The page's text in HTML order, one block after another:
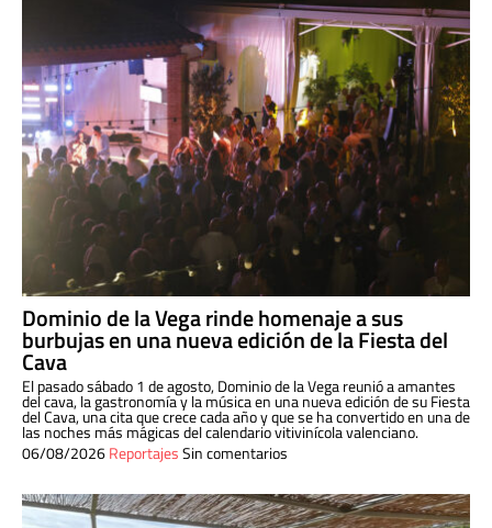
Dominio de la Vega rinde homenaje a sus
burbujas en una nueva edición de la Fiesta del
Cava
El pasado sábado 1 de agosto, Dominio de la Vega reunió a amantes
del cava, la gastronomía y la música en una nueva edición de su Fiesta
del Cava, una cita que crece cada año y que se ha convertido en una de
las noches más mágicas del calendario vitivinícola valenciano.
06/08/2026ReportajesSin comentarios